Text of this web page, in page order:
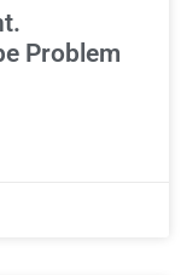
Problem